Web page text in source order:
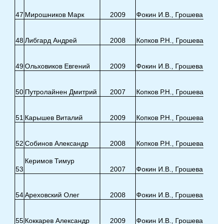
47 Мирошников Марк 2009 Фокин И.В., Грошева Е.Э.
48Либгард Андрей 2008 Копков Р.Н., Грошева Е.Э.
49Ольховиков Евгений 2009 Фокин И.В., Грошева Е.Э.
50 Путролайнен Дмитрий 2007 Копков Р.Н., Грошева Е.Э.
51 Карышев Виталий 2009 Копков Р.Н., Грошева Е.Э.
52 Собинов Александр 2008 Копков Р.Н., Грошева Е.Э.
53
Керимов Тимур
2007
Фокин И.В., Грошева Е.Э.
54Ареховский Олег 2008 Фокин И.В., Грошева Е.Э.
55 Коккарев Александр 2009 Фокин И.В., Грошева Е.Э.